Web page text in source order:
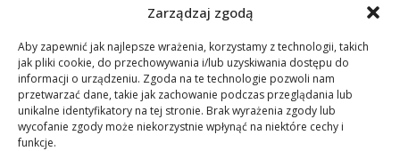
Zarządzaj zgodą
Aby zapewnić jak najlepsze wrażenia, korzystamy z technologii, takich
jak pliki cookie, do przechowywania i/lub uzyskiwania dostępu do
informacji o urządzeniu. Zgoda na te technologie pozwoli nam
przetwarzać dane, takie jak zachowanie podczas przeglądania lub
unikalne identyfikatory na tej stronie. Brak wyrażenia zgody lub
wycofanie zgody może niekorzystnie wpłynąć na niektóre cechy i
funkcje.
lidera
Daria Dudzik. Kocham Cię
17 kwietnia 2026